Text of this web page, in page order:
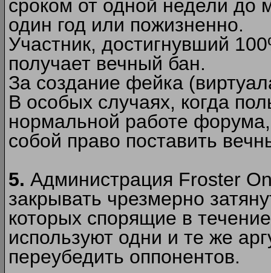
сроком от одной недели до
один год или пожизненно.
Участник, достигнувший
получает вечный бан.
За создание фейка
В особых случаях, когда
нормальной работе
собой право поставить
5. Администрация Froster
закрывать чрезмерно
которых спорящие в
используют одни и те же
переубедить оппонентов.